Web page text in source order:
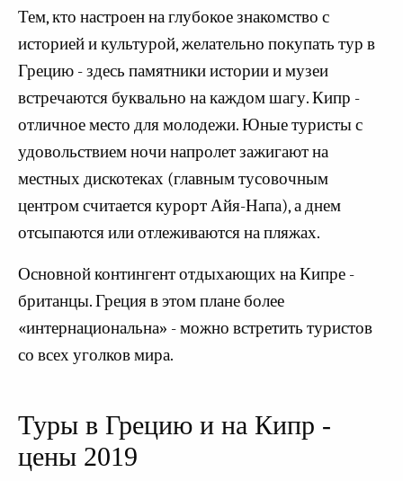
Тем, кто настроен на глубокое знакомство с
историей и культурой, желательно покупать тур в
Грецию - здесь памятники истории и музеи
встречаются буквально на каждом шагу. Кипр -
отличное место для молодежи. Юные туристы с
удовольствием ночи напролет зажигают на
местных дискотеках (главным тусовочным
центром считается курорт Айя-Напа), а днем
отсыпаются или отлеживаются на пляжах.
Основной контингент отдыхающих на Кипре -
британцы. Греция в этом плане более
«интернациональна» - можно встретить туристов
со всех уголков мира.
Туры в Грецию и на Кипр -
цены 2019